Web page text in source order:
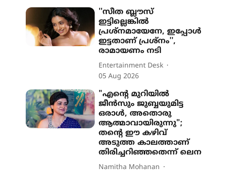
''സീത ബ്ലൗസ്
ഇട്ടില്ലെങ്കിൽ
പ്രശ്നമായേനേ, ഇപ്പോൾ
ഇട്ടതാണ് പ്രശ്നം'',
രാമായണം നടി
Entertainment Desk
05 Aug 2026
"എന്‍റെ മുറിയിൽ
ജീൻസും ജുബ്ബയുമിട്ട
ഒരാൾ, അതൊരു
ആത്മാവായിരുന്നു";
തന്‍റെ ഈ കഴിവ്
അടുത്ത കാലത്താണ്
തിരിച്ചറിഞ്ഞതെന്ന് ലെന
Namitha Mohanan